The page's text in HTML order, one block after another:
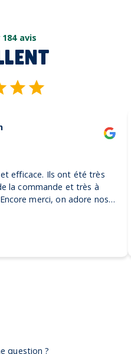
184 avis
efficace. Ils ont été très
la commande et très à
merci, on adore nos
question ?